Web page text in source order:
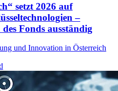
setzt 2026 auf
–
Fonds ausständig
und Innovation in Österreich